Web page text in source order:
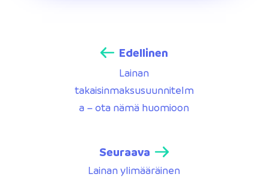
Edellinen
Lainan
takaisinmaksusuunnitelm
a – ota nämä huomioon
Seuraava
Lainan ylimääräinen